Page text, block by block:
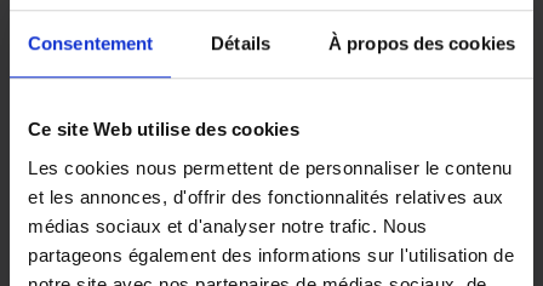
Consentement Détails À propos des cookies
Ce site Web utilise des cookies
Les cookies nous permettent de personnaliser le contenu
et les annonces, d'offrir des fonctionnalités relatives aux
médias sociaux et d'analyser notre trafic. Nous
partageons également des informations sur l'utilisation de